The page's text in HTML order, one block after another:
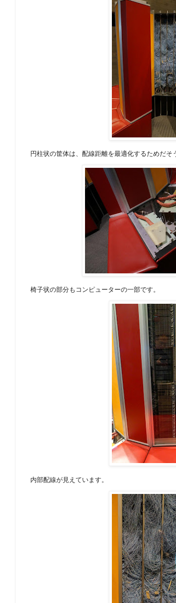
円柱状の筐体は、配線距離を最適化するためだそ
椅子状の部分もコンピューターの一部です。
内部配線が見えています。